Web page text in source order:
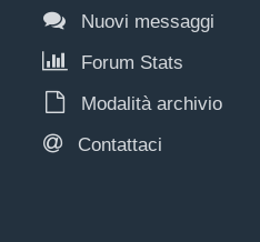
Nuovi messaggi
Forum Stats
Modalità archivio
Contattaci